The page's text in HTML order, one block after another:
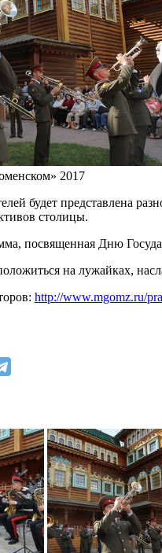
2017
будет представлена
столицы.
посвященная Дню
на лужайках,
http://www.mgomz.ru/